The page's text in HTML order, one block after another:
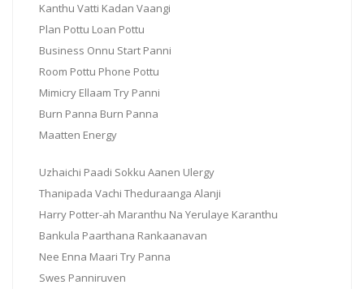
Kanthu Vatti Kadan Vaangi
Plan Pottu Loan Pottu
Business Onnu Start Panni
Room Pottu Phone Pottu
Mimicry Ellaam Try Panni
Burn Panna Burn Panna
Maatten Energy
Uzhaichi Paadi Sokku Aanen Ulergy
Thanipada Vachi Theduraanga Alanji
Harry Potter-ah Maranthu Na Yerulaye Karanthu
Bankula Paarthana Rankaanavan
Nee Enna Maari Try Panna
Swes Panniruven